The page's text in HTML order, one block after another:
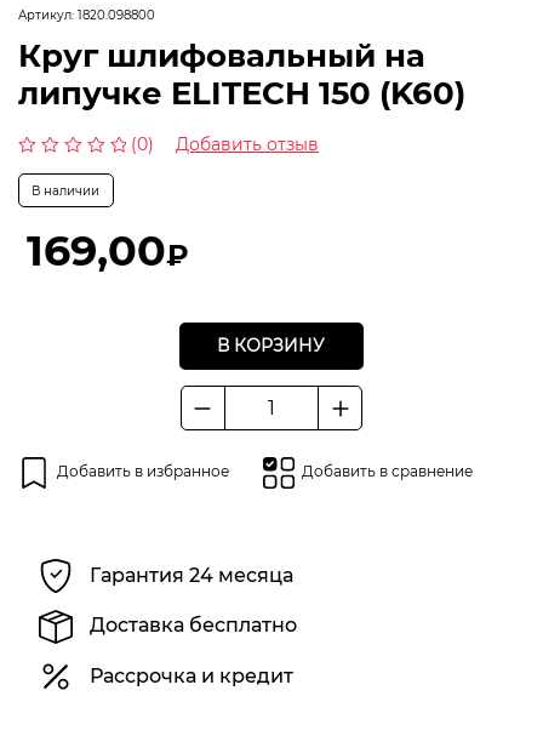
Артикул: 1820.098800
Круг шлифовальный на
липучке ELITECH 150 (K60)
из
(0) Добавить отзыв
В наличии
169,00₽
Количество
Круг
шлифовальный
150
В КОРЗИНУ
Добавить в избранное Добавить в сравнение
Гарантия 24 месяца
Доставка бесплатно
Рассрочка и кредит